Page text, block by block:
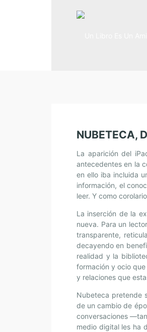
NUBETECA,
La aparición del
antecedentes en la
en ello iba incluida
información, el
leer. Y como
La inserción de la
nueva. Para un
transparente,
decayendo en
realidad y la
formación y ocio
y relaciones que
Nubeteca pretende
de un cambio de
conversaciones
medio digital les ha